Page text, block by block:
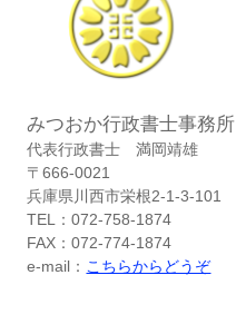
みつおか行政書士事務所
代表行政書士 満岡靖雄
〒666-0021
兵庫県川西市栄根2-1-3-101
TEL：072-758-1874
FAX：072-774-1874
e-mail： こちらからどうぞ